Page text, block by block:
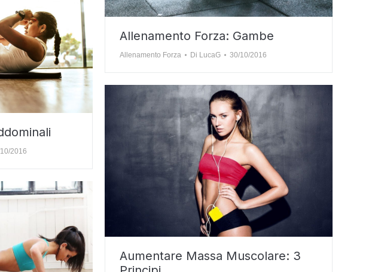
Allenamento Forza: Gambe
Allenamento Forza Di LucaG 30/10/2016
2016
Aumentare Massa Muscolare: 3